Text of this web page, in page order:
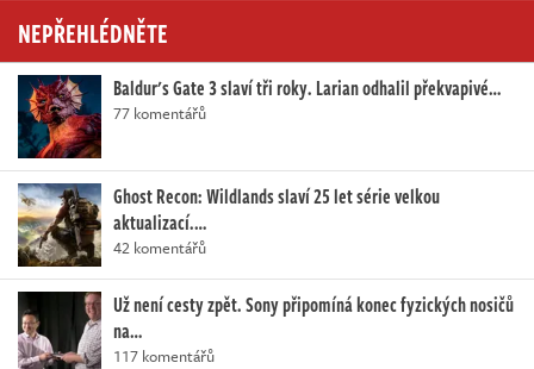
NEPŘEHLÉDNĚTE
Baldur's Gate 3 slaví tři roky. Larian odhalil překvapivé…
77 komentářů
Ghost Recon: Wildlands slaví 25 let série velkou
aktualizací.…
42 komentářů
Už není cesty zpět. Sony připomíná konec fyzických nosičů
na…
117 komentářů